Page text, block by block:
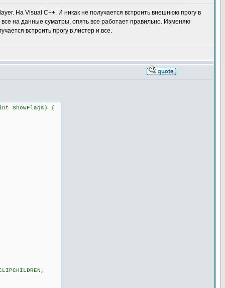
На Visual C++. И никак не получается встроить внешнюю прогу в
на данные суматры, опять все работает правильно. Изменяю
встроить прогу в листер и все.
ShowFlags) {